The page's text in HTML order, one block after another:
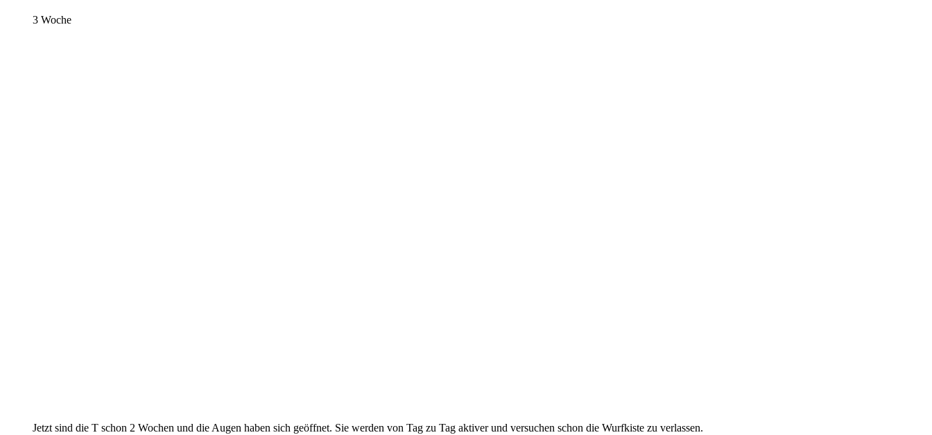
3 Woche
Jetzt sind die T schon 2 Wochen und die Augen haben sich geöffnet. Sie werden von Tag zu Tag aktiver und versuchen schon die Wurfkiste zu verlassen.